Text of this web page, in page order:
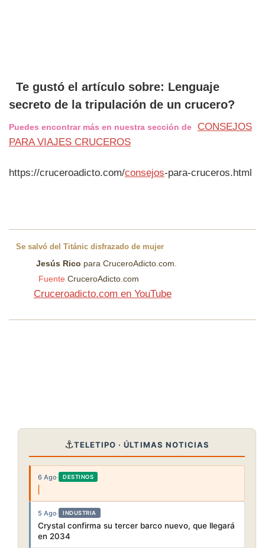
Te gustó el artículo sobre: Lenguaje
secreto de la tripulación de un crucero?
Puedes encontrar más en nuestra sección de
CONSEJOS
PARA VIAJES CRUCEROS
https://cruceroadicto.com/consejos-para-cruceros.html
Se salvó del Titánic disfrazado de mujer
Jesús Rico para CruceroAdicto.com.
Fuente CruceroAdicto.com
Cruceroadicto.com en YouTube
⚓TELETIPO · ÚLTIMAS NOTICIAS
6 Ago· DESTINOS
5 Ago· INDUSTRIA
Crystal confirma su tercer barco nuevo, que llegará
en 2034